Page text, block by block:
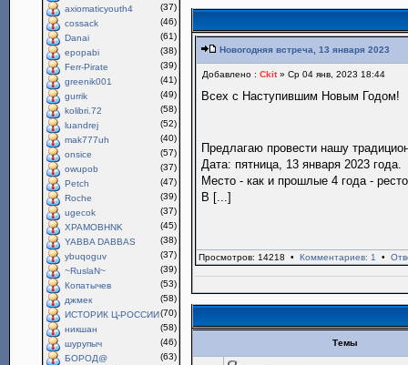
axiomaticyouth4
(37)
cossack
(46)
Danai
(61)
epopabi
(38)
Ferr-Pirate
(39)
greenik001
(41)
gurrik
(49)
kolibri.72
(58)
luandrej
(52)
mak777uh
(40)
onsice
(57)
owupob
(37)
Petch
(47)
Roche
(39)
ugecok
(37)
XPAMOBHNK
(45)
YABBA DABBAS
(38)
ybuqoguv
(37)
~RuslaN~
(39)
Копатычев
(53)
джмек
(58)
ИСТОРИК Ц-РОССИИ(70)
никшан
(58)
шурупыч
(46)
БОРОД@
(63)
Новогодняя встреча, 13 января 2023
Добавлено :Ckit» Ср 04 янв, 2023 18:44
Всех с Наступившим Новым Годом!
Предлагаю провести нашу
Дата: пятница, 13 января 2023 года.
Место - как и прошлые 4 года -
В [...]
Просмотров: 14218 •Комментариев: 1 •
Темы